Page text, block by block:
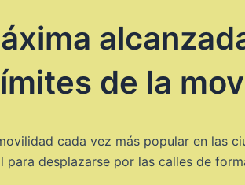
de la
cada vez más popular en las
desplazarse por las calles de